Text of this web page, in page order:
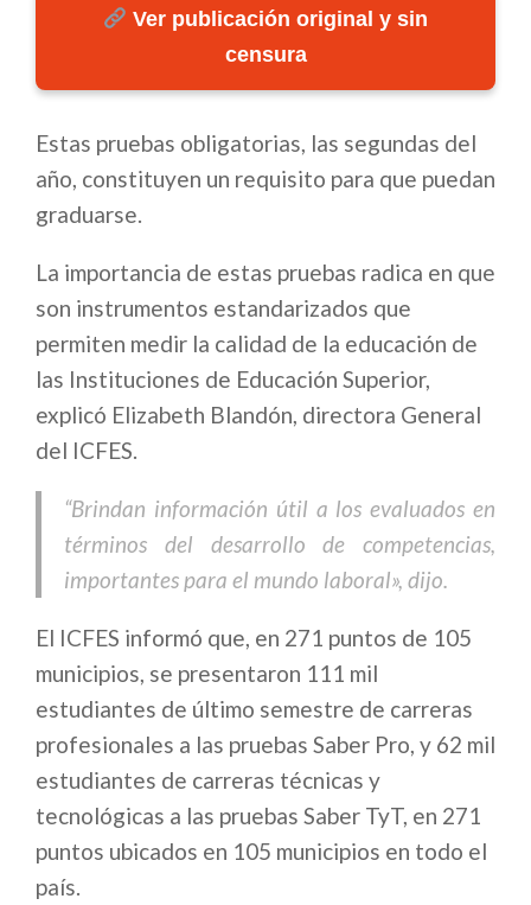
Ver publicación original y sin
censura
Estas pruebas obligatorias, las segundas del
año, constituyen un requisito para que puedan
graduarse.
La importancia de estas pruebas radica en que
son instrumentos estandarizados que
permiten medir la calidad de la educación de
las Instituciones de Educación Superior,
explicó Elizabeth Blandón, directora General
del ICFES.
“Brindan información útil a los evaluados en
términos del desarrollo de competencias,
importantes para el mundo laboral», dijo.
El ICFES informó que, en 271 puntos de 105
municipios, se presentaron 111 mil
estudiantes de último semestre de carreras
profesionales a las pruebas Saber Pro, y 62 mil
estudiantes de carreras técnicas y
tecnológicas a las pruebas Saber TyT, en 271
puntos ubicados en 105 municipios en todo el
país.